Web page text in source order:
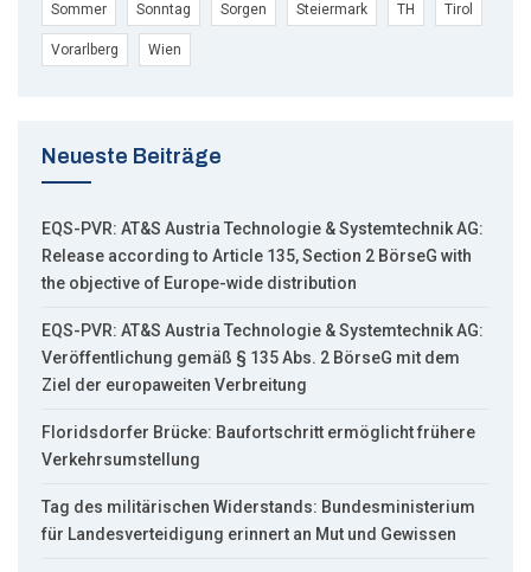
Sommer Sonntag Sorgen Steiermark TH Tirol
Vorarlberg Wien
Neueste Beiträge
EQS-PVR: AT&S Austria Technologie & Systemtechnik AG:
Release according to Article 135, Section 2 BörseG with
the objective of Europe-wide distribution
EQS-PVR: AT&S Austria Technologie & Systemtechnik AG:
Veröffentlichung gemäß § 135 Abs. 2 BörseG mit dem
Ziel der europaweiten Verbreitung
Floridsdorfer Brücke: Baufortschritt ermöglicht frühere
Verkehrsumstellung
Tag des militärischen Widerstands: Bundesministerium
für Landesverteidigung erinnert an Mut und Gewissen